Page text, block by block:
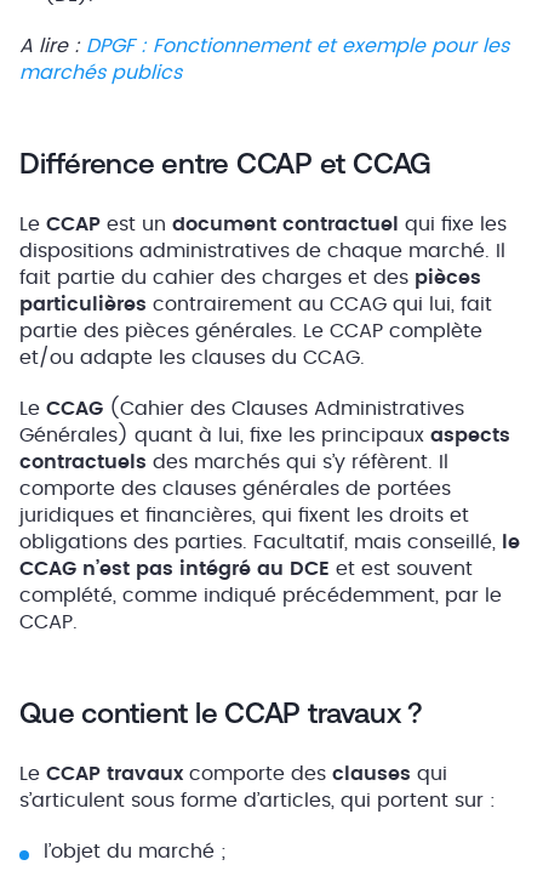
A lire : DPGF : Fonctionnement et exemple pour les
marchés publics
Différence entre CCAP et CCAG
Le CCAP est un document contractuel qui fixe les
dispositions administratives de chaque marché. Il
fait partie du cahier des charges et des pièces
particulières contrairement au CCAG qui lui, fait
partie des pièces générales. Le CCAP complète
et/ou adapte les clauses du CCAG.
Le CCAG (Cahier des Clauses Administratives
Générales) quant à lui, fixe les principaux aspects
contractuels des marchés qui s’y réfèrent. Il
comporte des clauses générales de portées
juridiques et financières, qui fixent les droits et
obligations des parties. Facultatif, mais conseillé,
le
CCAG n’est pas intégré au DCE et est souvent
complété, comme indiqué précédemment, par le
CCAP.
Que contient le CCAP travaux ?
Le CCAP travaux comporte des clauses qui
s’articulent sous forme d’articles, qui portent sur :
l’objet du marché ;